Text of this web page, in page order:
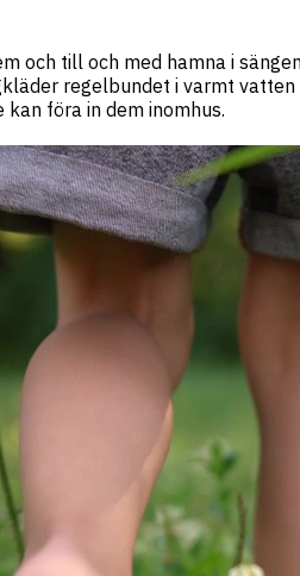
och till och med hamna i
regelbundet i varmt
föra in dem inomhus.